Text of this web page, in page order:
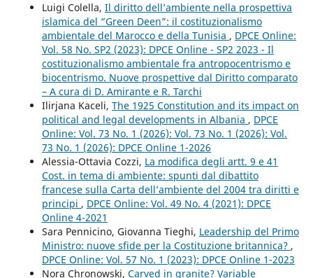
Luigi Colella, Il diritto dell’ambiente nella prospettiva
islamica del “Green Deen”: il costituzionalismo
ambientale del Marocco e della Tunisia , DPCE Online:
Vol. 58 No. SP2 (2023): DPCE Online - SP2 2023 - Il
costituzionalismo ambientale fra antropocentrismo e
biocentrismo. Nuove prospettive dal Diritto comparato
– A cura di D. Amirante e R. Tarchi
Ilirjana Kaceli, The 1925 Constitution and its impact on
political and legal developments in Albania , DPCE
Online: Vol. 73 No. 1 (2026): Vol. 73 No. 1 (2026): Vol.
73 No. 1 (2026): DPCE Online 1-2026
Alessia-Ottavia Cozzi, La modifica degli artt. 9 e 41
Cost. in tema di ambiente: spunti dal dibattito
francese sulla Carta dell’ambiente del 2004 tra diritti e
principi , DPCE Online: Vol. 49 No. 4 (2021): DPCE
Online 4-2021
Sara Pennicino, Giovanna Tieghi, Leadership del Primo
Ministro: nuove sfide per la Costituzione britannica? ,
DPCE Online: Vol. 57 No. 1 (2023): DPCE Online 1-2023
Nora Chronowski, Carved in granite? Variable